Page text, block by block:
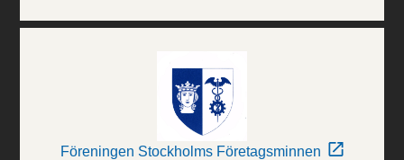
Föreningen Stockholms Företagsminnen